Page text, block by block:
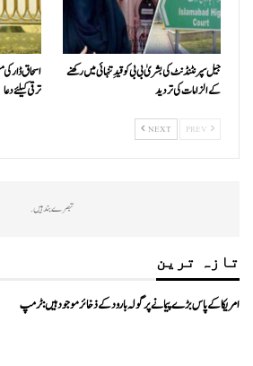
جیل سپرنٹنڈنٹ کی بشریٰ بی بی کو قیدِ تنہائی میں رکھنے
کے الزامات کی تردید
اسحاق ڈار
ترقی کیلئے دعا
NEXT
تبصرے بند ہیں.
تازہ ترین
امریکا کے پاس بڑے پیمانے پر گولہ بارود کے ذخائر موجود ہیں: ٹرمپ